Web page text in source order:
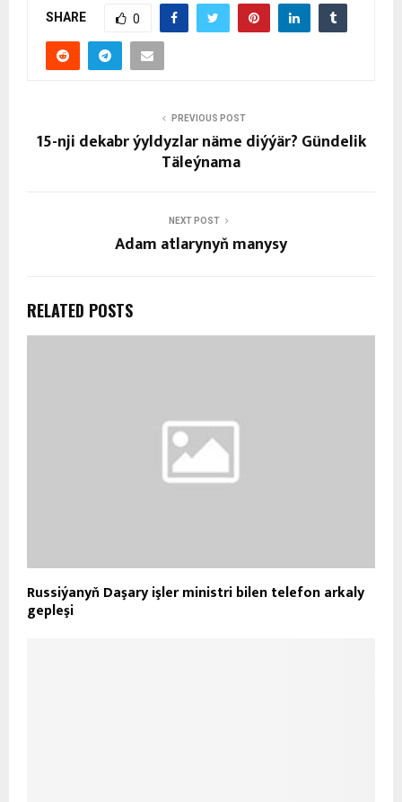
SHARE 0
PREVIOUS POST
15-nji dekabr ýyldyzlar näme diýýär? Gündelik
Täleýnama
NEXT POST
Adam atlarynyň manysy
RELATED POSTS
Russiýanyň Daşary işler ministri bilen telefon arkaly
gepleşi